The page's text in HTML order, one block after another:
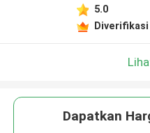
5.0
Dapatkan